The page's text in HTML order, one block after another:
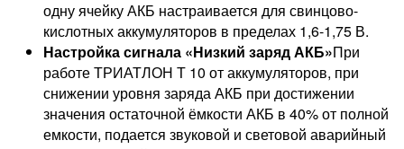
одну ячейку АКБ настраивается для свинцово-
кислотных аккумуляторов в пределах 1,6-1,75 В.
Настройка сигнала «Низкий заряд АКБ»При
работе ТРИАТЛОН Т 10 от аккумуляторов, при
снижении уровня заряда АКБ при достижении
значения остаточной ёмкости АКБ в 40% от полной
емкости, подается звуковой и световой аварийный